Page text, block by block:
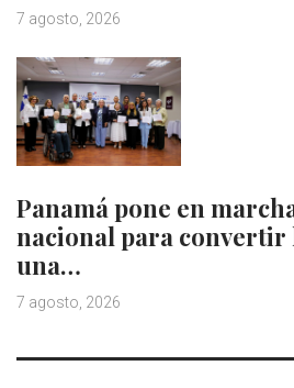
7 agosto, 2026
Panamá pone en
nacional para convertir
una…
7 agosto, 2026